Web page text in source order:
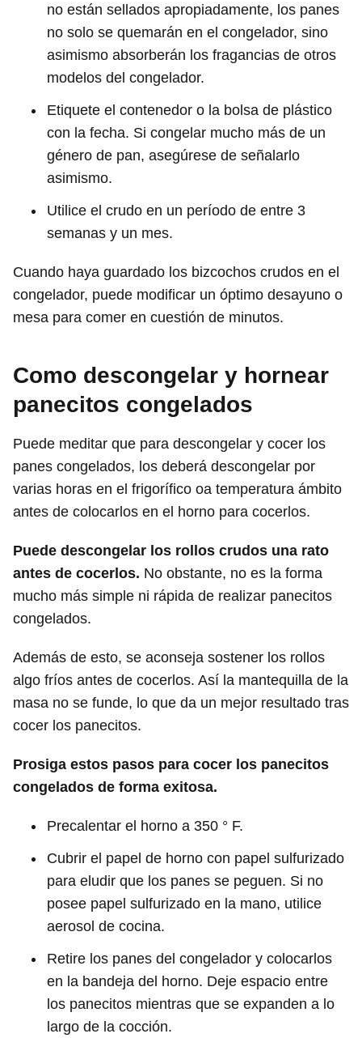
no están sellados apropiadamente, los panes
no solo se quemarán en el congelador, sino
asimismo absorberán los fragancias de otros
modelos del congelador.
Etiquete el contenedor o la bolsa de plástico
con la fecha. Si congelar mucho más de un
género de pan, asegúrese de señalarlo
asimismo.
Utilice el crudo en un período de entre 3
semanas y un mes.
Cuando haya guardado los bizcochos crudos en el
congelador, puede modificar un óptimo desayuno o
mesa para comer en cuestión de minutos.
Como descongelar y hornear
panecitos congelados
Puede meditar que para descongelar y cocer los
panes congelados, los deberá descongelar por
varias horas en el frigorífico oa temperatura ámbito
antes de colocarlos en el horno para cocerlos.
Puede descongelar los rollos crudos una rato
antes de cocerlos. No obstante, no es la forma
mucho más simple ni rápida de realizar panecitos
congelados.
Además de esto, se aconseja sostener los rollos
algo fríos antes de cocerlos. Así la mantequilla de la
masa no se funde, lo que da un mejor resultado tras
cocer los panecitos.
Prosiga estos pasos para cocer los panecitos
congelados de forma exitosa.
Precalentar el horno a 350 ° F.
Cubrir el papel de horno con papel sulfurizado
para eludir que los panes se peguen. Si no
posee papel sulfurizado en la mano, utilice
aerosol de cocina.
Retire los panes del congelador y colocarlos
en la bandeja del horno. Deje espacio entre
los panecitos mientras que se expanden a lo
largo de la cocción.